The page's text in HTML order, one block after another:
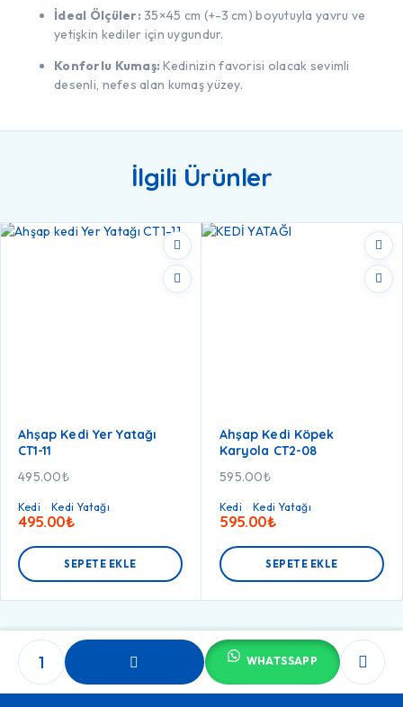
WHATSSAPP
İdeal Ölçüler: 35×45 cm (+-3 cm) boyutuyla yavru ve
yetişkin kediler için uygundur.
Konforlu Kumaş: Kedinizin favorisi olacak sevimli
desenli, nefes alan kumaş yüzey.
İlgili Ürünler
Ahşap Kedi Yer Yatağı
CT1-11
495.00₺
Kedi Kedi Yatağı
495.00₺
SEPETE EKLE
Ahşap Kedi Köpek
Karyola CT2-08
595.00₺
Kedi Kedi Yatağı
595.00₺
SEPETE EKLE